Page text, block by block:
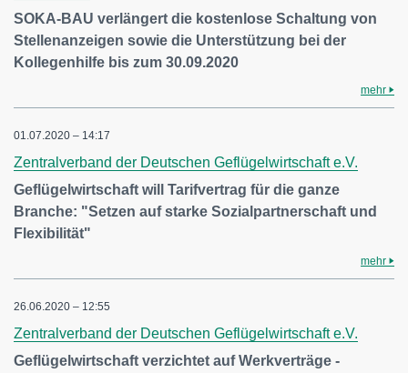
SOKA-BAU verlängert die kostenlose Schaltung von
Stellenanzeigen sowie die Unterstützung bei der
Kollegenhilfe bis zum 30.09.2020
mehr
01.07.2020 – 14:17
Zentralverband der Deutschen Geflügelwirtschaft e.V.
Geflügelwirtschaft will Tarifvertrag für die ganze
Branche: "Setzen auf starke Sozialpartnerschaft und
Flexibilität"
mehr
26.06.2020 – 12:55
Zentralverband der Deutschen Geflügelwirtschaft e.V.
Geflügelwirtschaft verzichtet auf Werkverträge -